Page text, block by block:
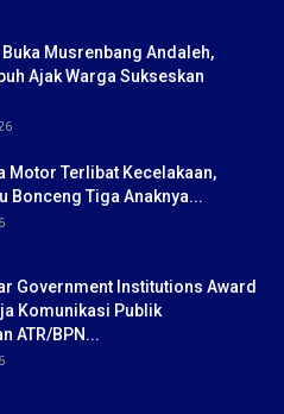
Musrenbang Andaleh,
Ajak Warga Sukseskan
Motor Terlibat Kecelakaan,
Bonceng Tiga Anaknya...
Government Institutions Award
Komunikasi Publik
ATR/BPN...